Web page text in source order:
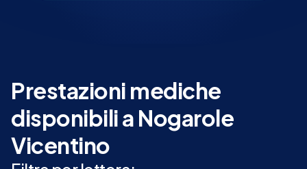
Prestazioni mediche
disponibili a Nogarole
Vicentino